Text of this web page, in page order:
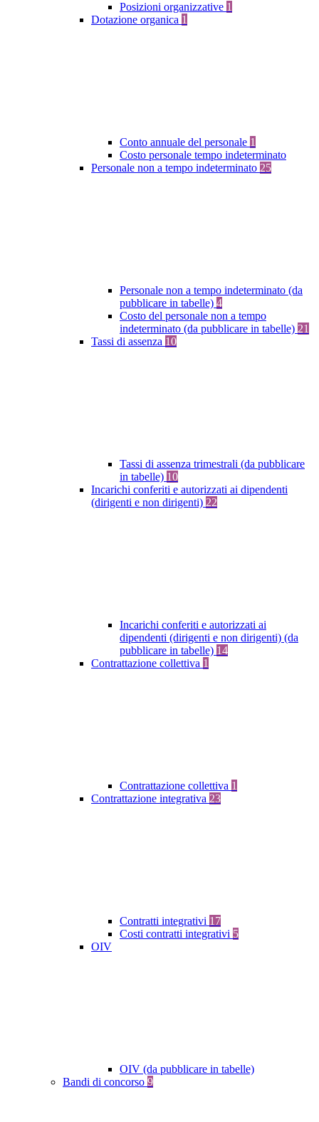
Posizioni organizzative 1
Dotazione organica 1
Conto annuale del personale 1
Costo personale tempo indeterminato
Personale non a tempo indeterminato 25
Personale non a tempo indeterminato (da
pubblicare in tabelle) 4
Costo del personale non a tempo
indeterminato (da pubblicare in tabelle) 21
Tassi di assenza 10
Tassi di assenza trimestrali (da pubblicare
in tabelle) 10
Incarichi conferiti e autorizzati ai dipendenti
(dirigenti e non dirigenti) 22
Incarichi conferiti e autorizzati ai
dipendenti (dirigenti e non dirigenti) (da
pubblicare in tabelle) 14
Contrattazione collettiva 1
Contrattazione collettiva 1
Contrattazione integrativa 23
Contratti integrativi 17
Costi contratti integrativi 5
OIV
OIV (da pubblicare in tabelle)
Bandi di concorso 9